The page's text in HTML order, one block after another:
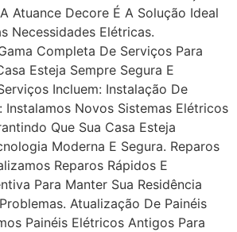
Atuance Decore É A Solução Ideal
Necessidades Elétricas.
Completa De Serviços Para
Esteja Sempre Segura E
Incluem: Instalação De
Instalamos Novos Sistemas Elétricos
Que Sua Casa Esteja
Moderna E Segura. Reparos
Reparos Rápidos E
Para Manter Sua Residência
Atualização De Painéis
Painéis Elétricos Antigos Para